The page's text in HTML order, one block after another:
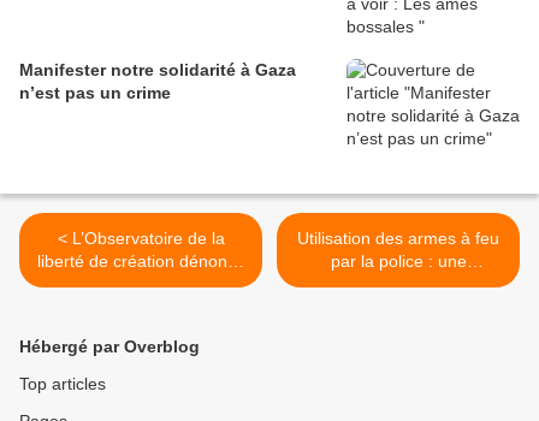
Manifester notre solidarité à Gaza
n’est pas un crime
< L’Observatoire de la
liberté de création dénonce
les dégradations
Ciappa : la LDH va porter
Utilisation des armes à feu
par la police : une
dangereuse dérive >
Hébergé par Overblog
Top articles